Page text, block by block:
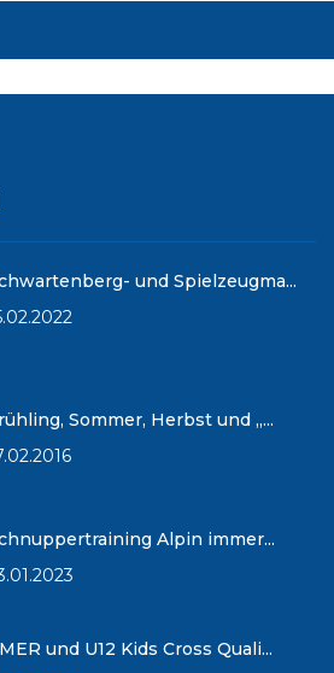
und Spielzeugma...
Sommer, Herbst und „...
Alpin immer...
und U12 Kids Cross Quali...